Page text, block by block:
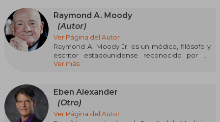
Raymond A. Moody
(Autor)
Ver Página del Autor
Raymond A. Moody Jr. es un médico, filósofo y
escritor estadounidense reconocido por su
trabajo pionero en el estudio contemporáneo
permitió abordar estos fenómenos desde una
mirada interdisciplinaria poco común,
convirtiéndolo en una figura influyente en el
diálogo entre ciencia, espiritualidad y
Ver más
Eben Alexander
(Otro)
Ver Página del Autor